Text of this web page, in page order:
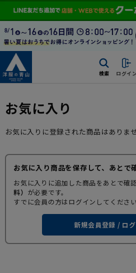
検索 ログイ
お気に入り
お気に入りに登録された商品はありませ
お気に入り商品を保存して、あとで
お気に入りに追加した商品をあとで確
料） が必要です。
すでに会員の方はログインしてください
新規会員登録 / ロ